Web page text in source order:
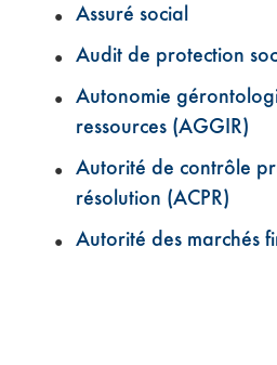
Assuré social
Audit de protection
Autonomie
ressources (AGGIR)
Autorité de contrôle
résolution (ACPR)
Autorité des marchés